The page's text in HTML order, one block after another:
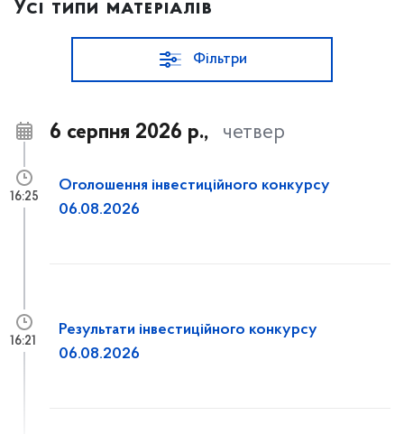
Усі типи матеріалів
Фільтри
6 серпня 2026 р., четвер
Оголошення інвестиційного конкурсу
06.08.2026
16:25
Результати інвестиційного конкурсу
06.08.2026
16:21